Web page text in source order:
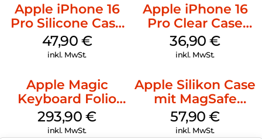
Apple iPhone 16
Pro Silicone Case
MagSafe Denim
47,90 €
inkl. MwSt.
Apple iPhone 16
Pro Clear Case
MagSafe
Transparent
36,90€
inkl. MwSt.
Apple Magic
Keyboard Folio
iPad 10.9″ (10.Gen.)
Weiß
293,90€
inkl. MwSt.
Apple Silikon Case
mit MagSafe
iPhone 14 Pro
(PRODUCT)RED
57,90€
inkl. MwSt.